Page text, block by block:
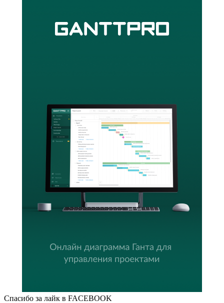
Спасибо за лайк в FACEBOOK